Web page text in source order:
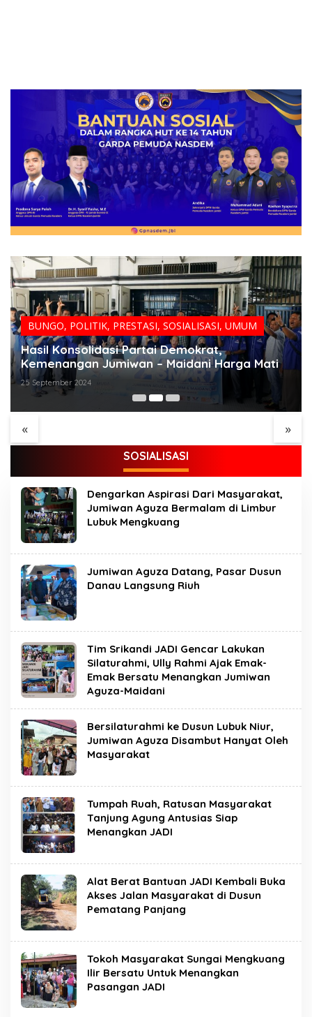
BUNGO, POLITIK, PRESTASI, SOSIALISASI, UMUM
Hasil Konsolidasi Partai Demokrat,
Kemenangan Jumiwan – Maidani Harga Mati
25 September 2024
« »
Menjamurnya Pabrik
Pengolahan Brondolan
Pemicu Maraknya
Pencurian di
Perusahaan Maupun
Perorangan
Hatrik Muara Bungo
SOSIALISASI
Dengarkan Aspirasi Dari Masyarakat,
Jumiwan Aguza Bermalam di Limbur
Lubuk Mengkuang
Jumiwan Aguza Datang, Pasar Dusun
Danau Langsung Riuh
Tim Srikandi JADI Gencar Lakukan
Silaturahmi, Ully Rahmi Ajak Emak-
Emak Bersatu Menangkan Jumiwan
Aguza-Maidani
Bersilaturahmi ke Dusun Lubuk Niur,
Jumiwan Aguza Disambut Hanyat Oleh
Masyarakat
Tumpah Ruah, Ratusan Masyarakat
Tanjung Agung Antusias Siap
Menangkan JADI
Alat Berat Bantuan JADI Kembali Buka
Akses Jalan Masyarakat di Dusun
Pematang Panjang
Tokoh Masyarakat Sungai Mengkuang
Ilir Bersatu Untuk Menangkan
Pasangan JADI